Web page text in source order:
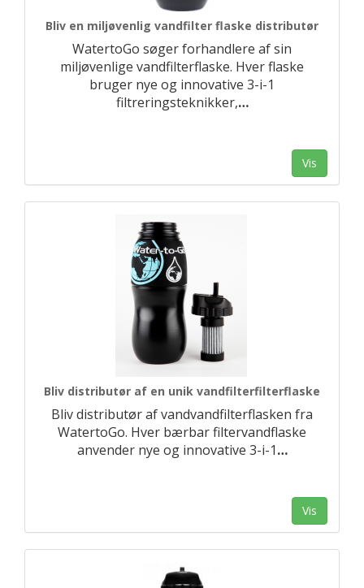
Bliv en miljøvenlig vandfilter flaske distributør
WatertoGo søger forhandlere af sin
miljøvenlige vandfilterflaske. Hver flaske
bruger nye og innovative 3-i-1
filtreringsteknikker,…
Vis
Bliv distributør af en unik vandfilterfilterflaske
Bliv distributør af vandvandfilterflasken fra
WatertoGo. Hver bærbar filtervandflaske
anvender nye og innovative 3-i-1…
Vis